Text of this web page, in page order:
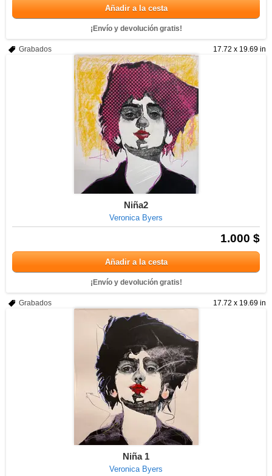
Añadir a la cesta
¡Envío y devolución gratis!
17.72 x 19.69 in
Grabados
Niña2
Veronica Byers
1.000 $
Añadir a la cesta
¡Envío y devolución gratis!
17.72 x 19.69 in
Grabados
Niña 1
Veronica Byers